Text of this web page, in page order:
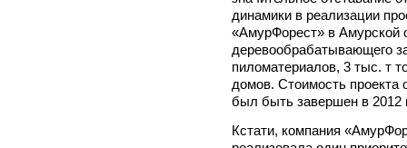
динамики в реализации
«АмурФорест» в Амурской
деревообрабатывающего
пиломатериалов, 3 тыс. т
домов. Стоимость проекта
был быть завершен в 2012
Кстати, компания